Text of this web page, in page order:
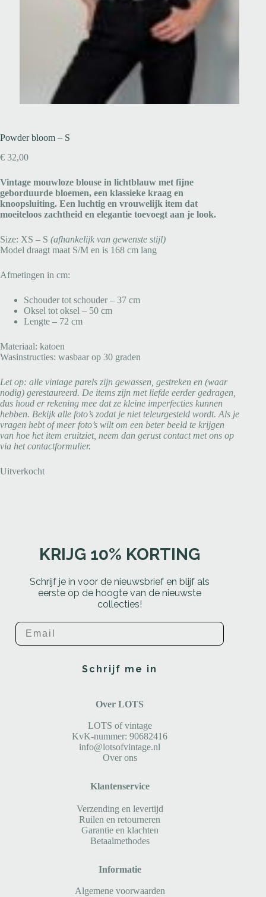
Powder bloom – S
€ 32,00
Vintage mouwloze blouse in lichtblauw met fijne
geborduurde bloemen, een klassieke kraag en
knoopsluiting. Een luchtig en vrouwelijk item dat
moeiteloos zachtheid en elegantie toevoegt aan je look.
Size: XS – S (afhankelijk van gewenste stijl)
Model draagt maat S/M en is 168 cm lang
Afmetingen in cm:
Schouder tot schouder – 37 cm
Oksel tot oksel – 50 cm
Lengte – 72 cm
Materiaal: katoen
Wasinstructies: wasbaar op 30 graden
Let op: alle vintage parels zijn gewassen, gestreken en (waar
nodig) gerestaureerd. De items zijn met liefde eerder gedragen,
dus houd er rekening mee dat ze kleine imperfecties kunnen
hebben. Bekijk alle foto’s zodat je niet teleurgesteld wordt. Als je
vragen hebt of meer foto’s wilt om een beter beeld te krijgen
van hoe het item eruitziet, neem dan gerust contact met ons op
via het contactformulier.
Uitverkocht
KRIJG 10% KORTING
Schrijf je in voor de nieuwsbrief en blijf als
eerste op de hoogte van de nieuwste
collecties!
Email
Schrijf me in
Over LOTS
LOTS of vintage
KvK-nummer: 90682416
info@lotsofvintage.nl
Over ons
Klantenservice
Verzending en levertijd
Ruilen en retourneren
Garantie en klachten
Betaalmethodes
Informatie
Algemene voorwaarden